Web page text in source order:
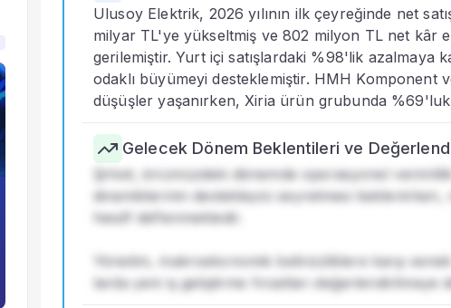
Sektör Analizi
Sermaye Artırımları
Temettüler
Fiyat Endeks Değişimi
Şirket Profili
Ulusoy Elektrik, 2026 yılının ilk çeyreğinde net
milyar TL'ye yükseltmiş ve 802 milyon TL net kâr
gerilemiştir. Yurt içi satışlardaki %98'lik azalmaya
odaklı büyümeyi desteklemiştir. HMH Komponent
düşüşler yaşanırken, Xiria ürün grubunda %69'luk
Gelecek Dönem Beklentileri ve
Şirket, önümüzdeki dönemde operasyonel
dinamiklerinin destekleyici seyretmesi beklenirken,
hesdf deflenmektedir.
Yönetim, makroekonomik belirsizliklere karşı
larda yeni iş geliştirme fırsatları değerlendirilmeye